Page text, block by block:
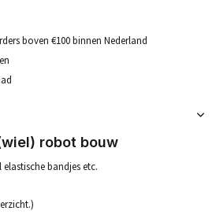
boven €100 binnen Nederland
robot bouw
bandjes etc.